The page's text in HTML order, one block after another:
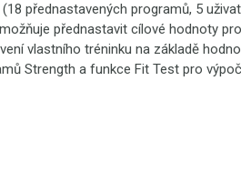
přednastavených programů, 5
přednastavit cílové hodnoty
vlastního tréninku na základě
Strength a funkce Fit Test pro